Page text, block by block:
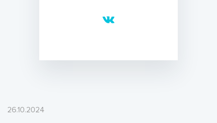
26.10.2024